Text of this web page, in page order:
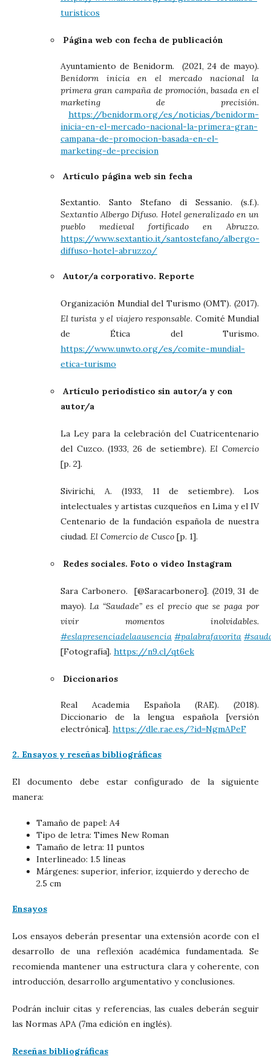
turisticos
Página web con fecha de publicación
Ayuntamiento de Benidorm. (2021, 24 de mayo).
Benidorm inicia en el mercado nacional la
primera gran campaña de promoción, basada en el
marketing de precisión.
https://benidorm.org/es/noticias/benidorm-
inicia-en-el-mercado-nacional-la-primera-gran-
campana-de-promocion-basada-en-el-
marketing-de-precision
Artículo página web sin fecha
Sextantio. Santo Stefano di Sessanio. (s.f.).
Sextantio Albergo Difuso. Hotel generalizado en un
pueblo medieval fortificado en Abruzzo.
https://www.sextantio.it/santostefano/albergo-
diffuso-hotel-abruzzo/
Autor/a corporativo. Reporte
Organización Mundial del Turismo (OMT). (2017).
El turista y el viajero responsable. Comité Mundial
de Ética del Turismo.
https://www.unwto.org/es/comite-mundial-
etica-turismo
Artículo periodístico sin autor/a y con
autor/a
La Ley para la celebración del Cuatricentenario
del Cuzco. (1933, 26 de setiembre).El Comercio
[p. 2].
Sivirichi, A. (1933, 11 de setiembre). Los
intelectuales y artistas cuzqueños en Lima y el IV
Centenario de la fundación española de nuestra
ciudad. El Comercio de Cusco [p. 1].
Redes sociales. Foto o video Instagram
Sara Carbonero. [@Saracarbonero]. (2019, 31 de
mayo). La “Saudade” es el precio que se paga por
vivir momentos inolvidables.
#eslapresenciadelaausencia #palabrafavorita
[Fotografía]. https://n9.cl/qt6ek
Diccionarios
Real Academia Española (RAE). (2018).
Diccionario de la lengua española [versión
electrónica]. https://dle.rae.es/?id=NgmAPeF
2. Ensayos y reseñas bibliográficas
El documento debe estar configurado de la siguiente
manera:
Tamaño de papel: A4
Tipo de letra: Times New Roman
Tamaño de letra: 11 puntos
Interlineado: 1.5 líneas
Márgenes: superior, inferior, izquierdo y derecho de
2.5 cm
Ensayos
Los ensayos deberán presentar una extensión acorde con el
desarrollo de una reflexión académica fundamentada. Se
recomienda mantener una estructura clara y coherente, con
introducción, desarrollo argumentativo y conclusiones.
Podrán incluir citas y referencias, las cuales deberán seguir
las Normas APA (7ma edición en inglés).
Reseñas bibliográficas